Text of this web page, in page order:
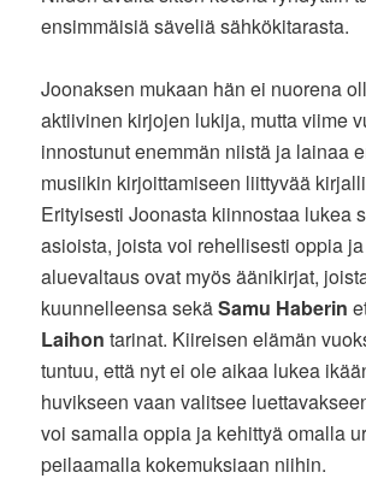
ensimmäisiä säveliä sähkökitarasta.
Joonaksen mukaan hän ei nuorena
aktiivinen kirjojen lukija, mutta viime
innostunut enemmän niistä ja lainaa
musiikin kirjoittamiseen liittyvää
Erityisesti Joonasta kiinnostaa lukea
asioista, joista voi rehellisesti oppia
aluevaltaus ovat myös äänikirjat,
kuunnelleensa sekäSamu Haberin
Laihon tarinat. Kiireisen elämän
tuntuu, että nyt ei ole aikaa lukea
huvikseen vaan valitsee
voi samalla oppia ja kehittyä omalla
peilaamalla kokemuksiaan niihin.